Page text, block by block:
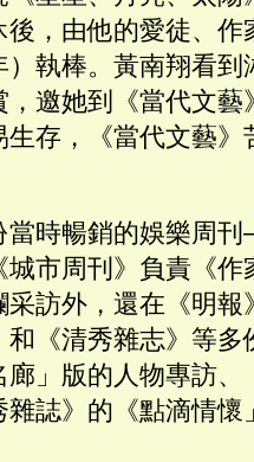
，由他的愛徒、作
）執棒。黃南翔看到
邀她到《當代文藝
存，《當代文藝》
當時暢銷的娛樂周
市周刊》負責《作
訪外，還在《明報
和《清秀雜志》等
」版的人物專訪、
誌》的《點滴情懷